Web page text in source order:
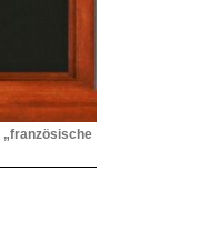
„französische